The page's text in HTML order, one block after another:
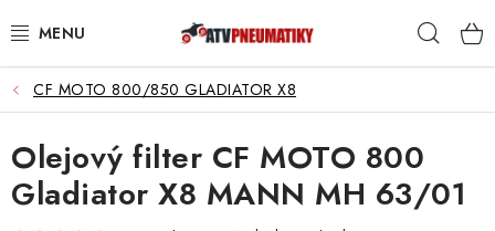
na
PNEUMATIKY
DISKY
ROZŠIROVACIE PODLOŽKY
CF MOTO 800/850 GLADIATOR X8
Olejový filter CF MOTO 800
Gladiator X8 MANN MH 63/01